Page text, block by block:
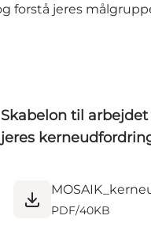
forstå jeres
Skabelon til
jeres
PDF/40KB